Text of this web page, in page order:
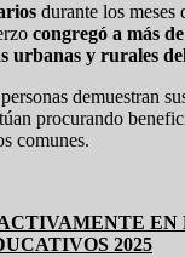
durante los meses
congregó a más
urbanas y rurales
demuestran
procurando
comunes.
2025